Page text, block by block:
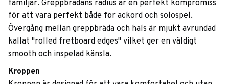
familjär. Greppbrädans radius är en perfekt kompromiss
för att vara perfekt både för ackord och solospel.
Övergång mellan greppbräda och hals är mjukt avrundad
kallat "rolled fretboard edges" vilket ger en väldigt
smooth och inspelad känsla.
Kroppen